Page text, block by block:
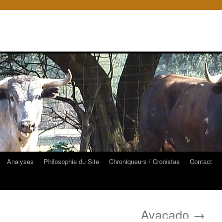
Analyses Philosophie du Site Chroniqueurs / Cronistas Contact
Avacado →